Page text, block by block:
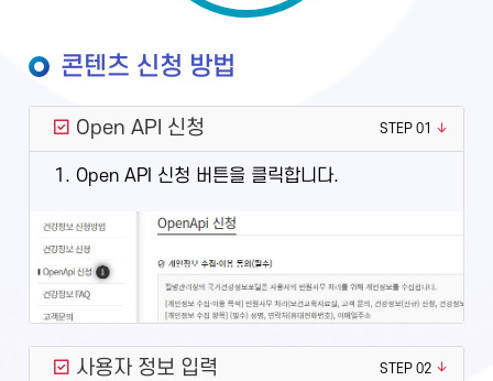
콘텐츠 신청 방법
Open API 신청 STEP 01
1. Open API 신청 버튼을 클릭합니다.
사용자 정보 입력 STEP 02